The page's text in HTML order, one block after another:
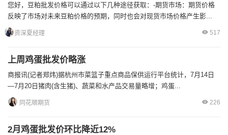
您好，豆粕批发价格可以通过以下几种途径获取：-期货市场：期货价格
反映了市场对未来豆粕价格的预期，同时也会对现货市场价格产生影...
资深夏经理 517
上周鸡蛋批发价略涨
商报讯(记者郑炜)据杭州市菜篮子重点商品保供运行平台统计，7月14日
—7月20日猪肉(含生猪)、蔬菜和水产品交易量略增；鸡蛋...
同花顺期货 226
2月鸡蛋批发价环比降近12%